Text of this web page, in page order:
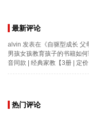
最新评论
alvin 发表在《自驱型成长 父
男孩女孩教育孩子的书籍如
音同款 | 经典家教【3册 | 定价
热门评论